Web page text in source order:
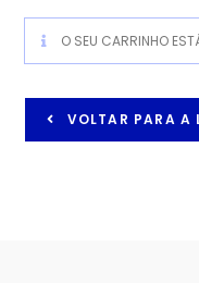
O SEU CARRINHO
VOLTAR PARA A